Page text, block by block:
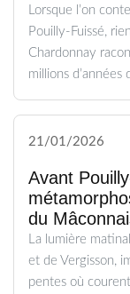
Lorsque l’on
Pouilly-Fuissé,
Chardonnay
millions
21/01/2026
Avant
du
La lumière
et de Vergisson,
pentes où